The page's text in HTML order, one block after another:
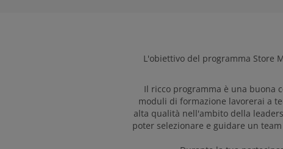
L'obiettivo del programma Store
Il ricco programma è una buona
moduli di formazione lavorerai a
alta qualità nell'ambito della
poter selezionare e guidare un